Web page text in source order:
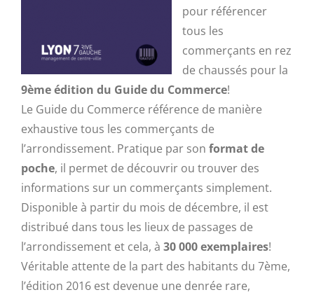
pour référencer
tous les
commerçants en rez
de chaussés pour la
9ème édition du Guide du Commerce!
Le Guide du Commerce référence de manière
exhaustive tous les commerçants de
l’arrondissement. Pratique par son format de
poche, il permet de découvrir ou trouver des
informations sur un commerçants simplement.
Disponible à partir du mois de décembre, il est
distribué dans tous les lieux de passages de
l’arrondissement et cela, à 30 000 exemplaires!
Véritable attente de la part des habitants du 7ème,
l’édition 2016 est devenue une denrée rare,